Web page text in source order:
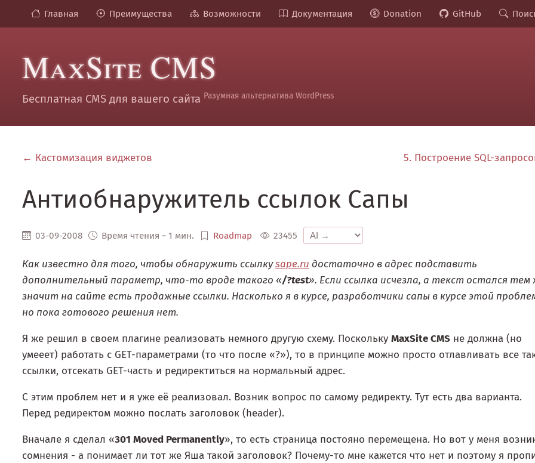
Главная Преимущества Возможности Документация Donation GitHub
MaxSite CMS
Бесплатная CMS для вашего сайта Разумная альтернатива WordPress
← Кастомизация виджетов 5. Построение SQL-
Антиобнаружитель ссылок Сапы
03-09-2008 Время чтения ~ 1 мин. Roadmap 23455
Как известно для того, чтобы обнаружить ссылкуsape.ru достаточно в адрес подставить
дополнительный параметр, что-то вроде такого «/?test». Если ссылка исчезла, а текст остался тем
значит на сайте есть продажные ссылки. Насколько я в курсе, разработчики сапы в курсе этой
но пока готового решения нет.
Я же решил в своем плагине реализовать немного другую схему. Поскольку MaxSite CMS не должна (но
умееет) работать с GET-параметрами (то что после «?»), то в принципе можно просто отлавливать все
ссылки, отсекать GET-часть и редиректиться на нормальный адрес.
С этим проблем нет и я уже её реализовал. Возник вопрос по самому редиректу. Тут есть два варианта.
Перед редиректом можно послать заголовок (header).
Вначале я сделал «301 Moved Permanently», то есть страница постояно перемещена. Но вот у меня
сомнения - а понимает ли тот же Яша такой заголовок? Почему-то мне кажется что нет и поэтому я